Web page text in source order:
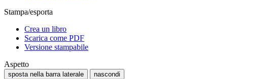
Stampa/esporta
Crea un libro
Scarica come PDF
Versione stampabile
Aspetto
sposta nella barra laterale nascondi